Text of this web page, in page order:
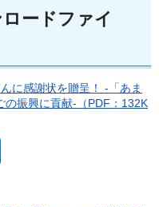
ードファイ
に感謝状を贈呈！ -「あま
の振興に貢献-（PDF：132K